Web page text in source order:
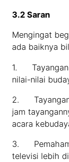
3.2 Saran
Mengingat
ada baiknya
1. Tayangan
nilai-nilai
2. Tayangan
jam
acara
3.
televisi lebih